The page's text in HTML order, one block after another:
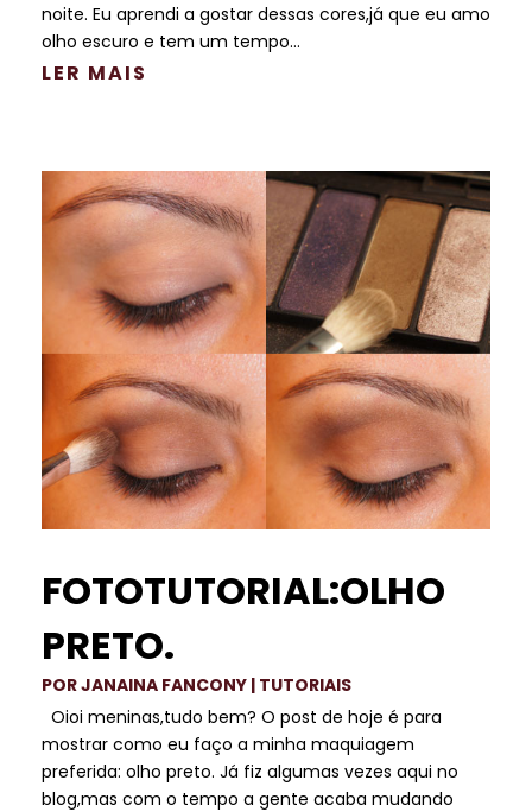
noite. Eu aprendi a gostar dessas cores,já que eu amo
olho escuro e tem um tempo...
LER MAIS
FOTOTUTORIAL:OLHO
PRETO.
PORJANAINA FANCONY | TUTORIAIS
Oioi meninas,tudo bem? O post de hoje é para
mostrar como eu faço a minha maquiagem
preferida: olho preto. Já fiz algumas vezes aqui no
blog,mas com o tempo a gente acaba mudando